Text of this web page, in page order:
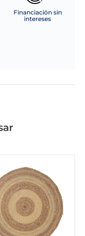
Financiación sin
intereses